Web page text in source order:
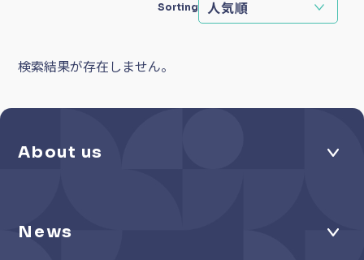
Sorting
検索結果が存在しません。
About us
News